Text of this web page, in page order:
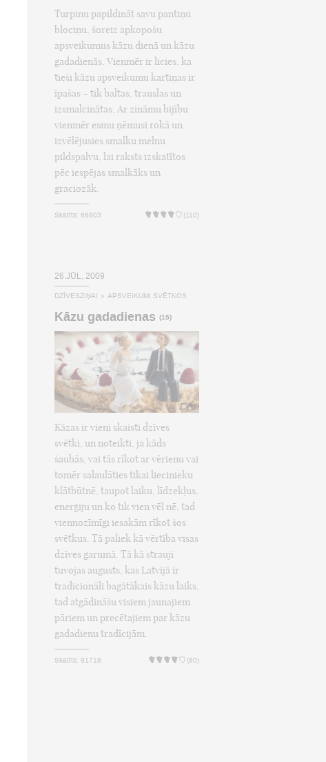
Turpinu papildināt savu pantiņu
blociņu, šoreiz apkopošu
apsveikumus kāzu dienā un kāzu
gadadienās. Vienmēr ir licies, ka
tieši kāzu apsveikumu kartiņas ir
īpašas – tik baltas, trauslas un
izsmalcinātas. Ar zināmu bijību
vienmēr esmu ņēmusi rokā un
izvēlējusies smalku melnu
pildspalvu, lai raksts izskatītos
pēc iespējas smalkāks un
graciozāk.
Skatīts: 66803 (110)
26.JŪL, 2009
DZĪVESZIŅAI » APSVEIKUMI SVĒTKOS
Kāzu gadadienas (15)
Kāzas ir vieni skaisti dzīves
svētki, un noteikti, ja kāds
šaubās, vai tās rīkot ar vērienu vai
tomēr salaulāties tikai liecinieku
klātbūtnē, taupot laiku, līdzekļus,
enerģiju un ko tik vien vēl nē, tad
viennozīmīgi iesakām rīkot šos
svētkus. Tā paliek kā vērtība visas
dzīves garumā. Tā kā strauji
tuvojas augusts, kas Latvijā ir
tradicionāli bagātākais kāzu laiks,
tad atgādināšu visiem jaunajiem
pāriem un precētajiem par kāzu
gadadienu tradīcijām.
Skatīts: 91718 (80)